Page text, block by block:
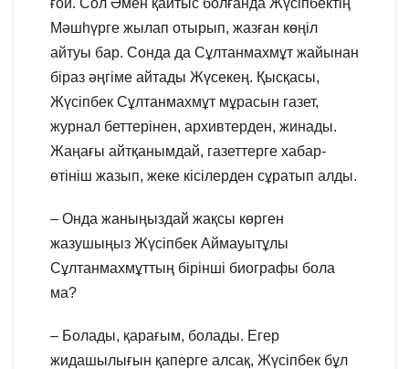
Мәшһүрге жылап отырып, жазған көңіл
айтуы бар. Сонда да Сұлтанмахмұт жайынан
біраз әңгіме айтады Жүсекең. Қысқасы,
Жүсіпбек Сұлтанмахмұт мұрасын газет,
журнал беттерінен, архивтерден, жинады.
Жаңағы айтқанымдай, газеттерге хабар-
өтініш жазып, жеке кісілерден сұратып алды.
– Онда жаныңыздай жақсы көрген
жазушыңыз Жүсіпбек Аймауытұлы
Сұлтанмахмұттың бірінші биографы бола
ма?
– Болады, қарағым, болады. Егер
жидашылығын қаперге алсақ, Жүсіпбек бұл